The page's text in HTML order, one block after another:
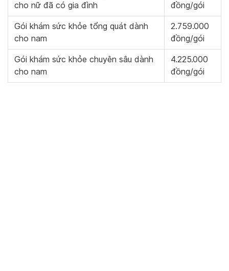
cho nữ đã có gia đình
đồng/gói
Gói khám sức khỏe tổng quát dành
cho nam
2.759.000
đồng/gói
Gói khám sức khỏe chuyên sâu dành
cho nam
4.225.000
đồng/gói